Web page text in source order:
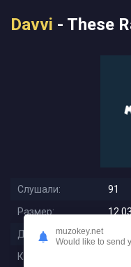
Davvi - These
Слушали:
91
Размер:
Длительность:
Качество:
muzokey.net
Would like to send